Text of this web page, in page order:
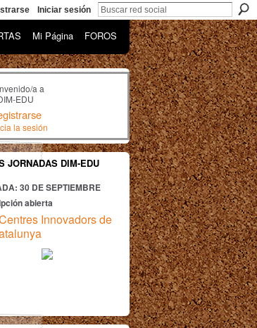
Iniciar sesión
Mi Página FOROS
a a
EDU
la sesión
JORNADAS DIM-EDU
30 DE SEPTIEMBRE
abierta
Innovadors de